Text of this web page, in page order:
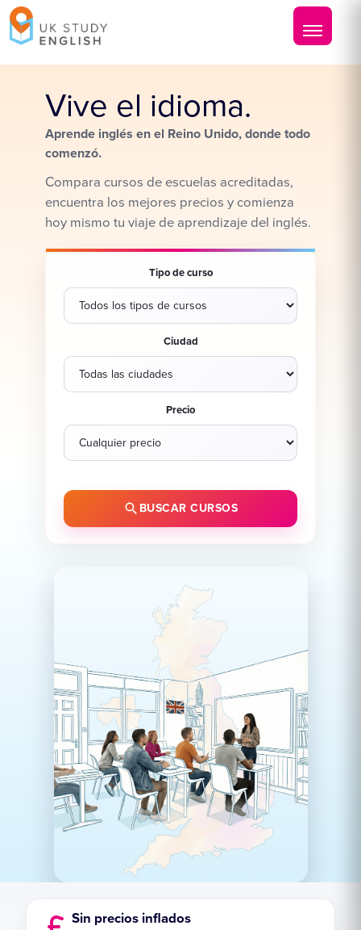
Vive el idioma.
Aprende inglés en el Reino Unido, donde todo
comenzó.
Compara cursos de escuelas acreditadas,
encuentra los mejores precios y comienza
hoy mismo tu viaje de aprendizaje del inglés.
Tipo de curso
Ciudad
Precio
BUSCAR CURSOS
Sin precios inflados